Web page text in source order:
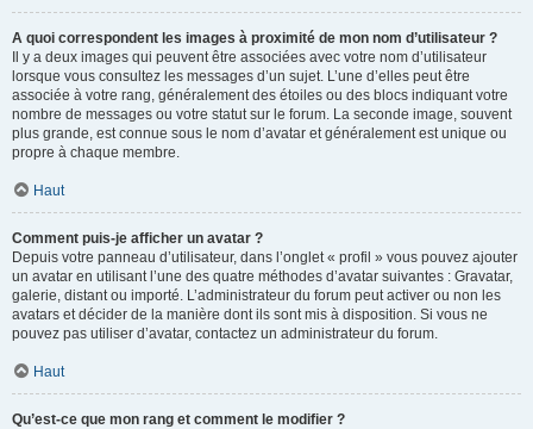
A quoi correspondent les images à proximité de mon nom d’utilisateur ?
Il y a deux images qui peuvent être associées avec votre nom d’utilisateur
lorsque vous consultez les messages d’un sujet. L’une d’elles peut être
associée à votre rang, généralement des étoiles ou des blocs indiquant votre
nombre de messages ou votre statut sur le forum. La seconde image, souvent
plus grande, est connue sous le nom d’avatar et généralement est unique ou
propre à chaque membre.
Haut
Comment puis-je afficher un avatar ?
Depuis votre panneau d’utilisateur, dans l’onglet « profil » vous pouvez ajouter
un avatar en utilisant l’une des quatre méthodes d’avatar suivantes : Gravatar,
galerie, distant ou importé. L’administrateur du forum peut activer ou non les
avatars et décider de la manière dont ils sont mis à disposition. Si vous ne
pouvez pas utiliser d’avatar, contactez un administrateur du forum.
Haut
Qu’est-ce que mon rang et comment le modifier ?